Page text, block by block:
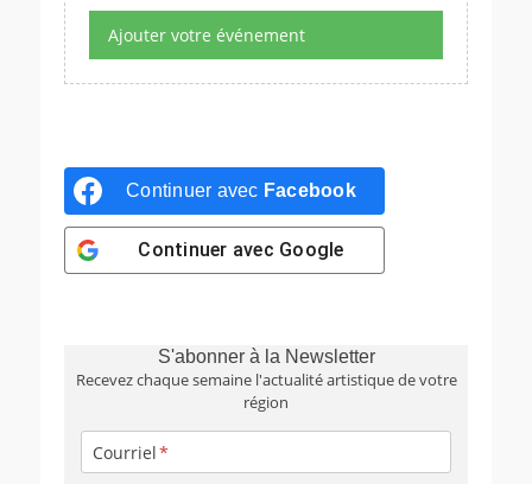
Ajouter votre événement
Continuer avec Facebook
Continuer avec Google
S'abonner à la Newsletter
Recevez chaque semaine l'actualité artistique de votre
région
Courriel